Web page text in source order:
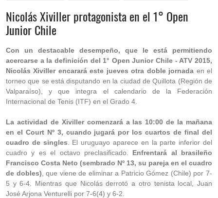
Nicolás Xiviller protagonista en el 1° Open
Junior Chile
Con un destacable desempeño, que le está permitiendo
acercarse a la definición del 1° Open Junior Chile - ATV 2015,
Nicolás Xiviller encarará este jueves otra doble jornada en el
torneo que se está disputando en la ciudad de Quillota (Región de
Valparaíso), y que integra el calendario de la Federación
Internacional de Tenis (ITF) en el Grado 4.
La actividad de Xiviller comenzará a las 10:00 de la mañana
en el Court Nº 3, cuando jugará por los cuartos de final del
cuadro de singles . El uruguayo aparece en la parte inferior del
cuadro y es el octavo preclasificado. Enfrentará al brasileño
Francisco Costa Neto (sembrado Nº 13, su pareja en el cuadro
de dobles) , que viene de eliminar a Patricio Gómez (Chile) por 7-
5 y 6-4. Mientras que Nicolás derrotó a otro tenista local, Juan
José Arjona Venturelli por 7-6(4) y 6-2.